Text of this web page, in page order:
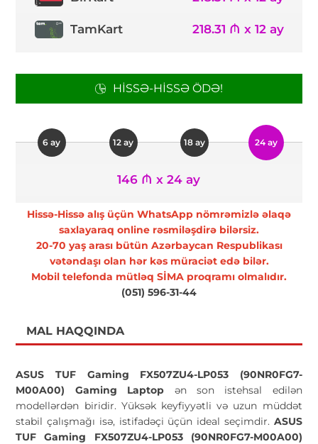
TamKart 218.31 ₼ x 12 ay
HISSƏ-HISSƏ ÖDƏ!
6 ay 12 ay 18 ay 24 ay
146 ₼ x 24 ay
Hissə-Hissə alış üçün WhatsApp nömrəmizlə əlaqə
saxlayaraq online rəsmiləşdirə bilərsiz.
20-70 yaş arası bütün Azərbaycan Respublikası
vətəndaşı olan hər kəs müraciət edə bilər.
Mobil telefonda mütləq SİMA proqramı olmalıdır.
(051) 596-31-44
MAL HAQQINDA
ASUS TUF Gaming FX507ZU4-LP053 (90NR0FG7-
M00A00) Gaming Laptop ən son istehsal edilən
modellərdən biridir. Yüksək keyfiyyətli və uzun müddət
stabil çalışmağı isə, istifadəçi üçün ideal seçimdir. ASUS
TUF Gaming FX507ZU4-LP053 (90NR0FG7-M00A00)